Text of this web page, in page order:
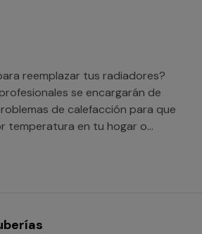
reemplazar tus radiadores?
se encargarán de
de calefacción para que
temperatura en tu hogar o